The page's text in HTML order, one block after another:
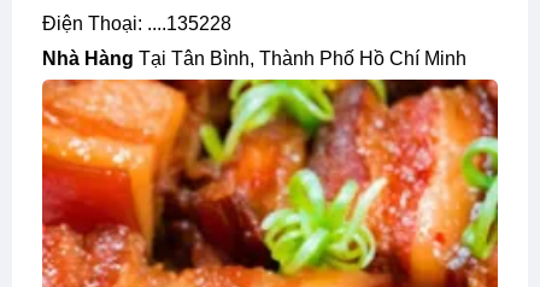
Điện Thoại: ....135228
Nhà Hàng Tại Tân Bình, Thành Phố Hồ Chí Minh